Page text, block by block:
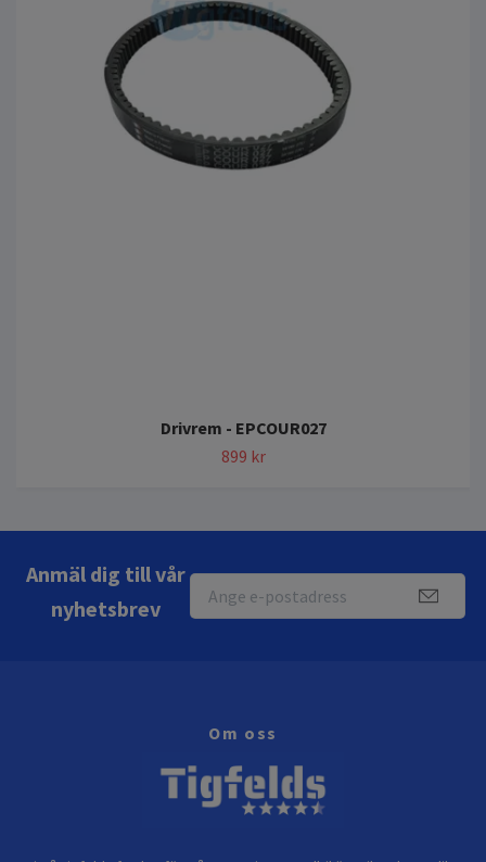
Drivrem - EPCOUR027
899 kr
Anmäl dig till vår
nyhetsbrev
Om oss